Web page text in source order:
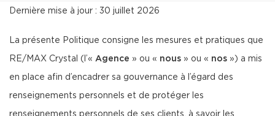
Dernière mise à jour : 30 juillet 2026
La présente Politique consigne les mesures et pratiques que
RE/MAX Crystal (l’« Agence » ou « nous » ou « nos ») a mis
en place afin d’encadrer sa gouvernance à l’égard des
renseignements personnels et de protéger les
renseignements personnels de ses clients, à savoir les